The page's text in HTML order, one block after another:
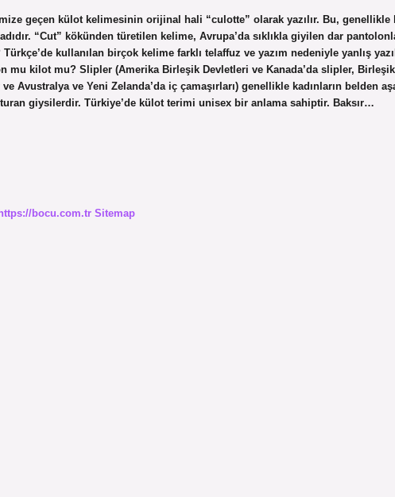
geçen külot kelimesinin orijinal hali “culotte” olarak yazılır. Bu, genellikle
“Cut” kökünden türetilen kelime, Avrupa’da sıklıkla giyilen dar
kullanılan birçok kelime farklı telaffuz ve yazım nedeniyle yanlış
mu kilot mu? Slipler (Amerika Birleşik Devletleri ve Kanada’da slipler,
Avustralya ve Yeni Zelanda’da iç çamaşırları) genellikle kadınların belden
giysilerdir. Türkiye’de külot terimi unisex bir anlama sahiptir. Baksır…
https://bocu.com.tr Sitemap